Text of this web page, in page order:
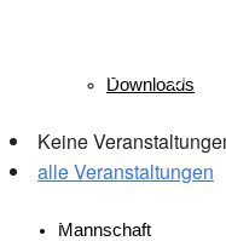
Downloads
Mannschaft
Veranstaltungen
Keine
alle Veranstaltungen
© 2026 WSV Reit im Winkl